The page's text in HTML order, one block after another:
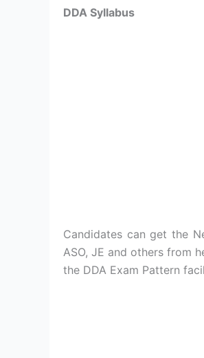
DDA Syllabus
Candidates can get the
ASO, JE and others from
the DDA Exam Pattern